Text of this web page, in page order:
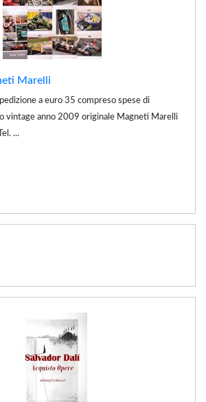
Marelli
a euro 35 compreso spese di
vintage anno 2009 originale Magneti Marelli
...